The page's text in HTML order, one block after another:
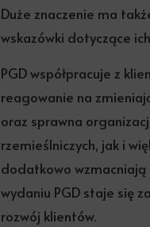
Duże znaczenie ma
wskazówki dotyczące
PGD współpracuje z
reagowanie na
oraz sprawna
rzemieślniczych, jak i
dodatkowo wzmacniają
wydaniu PGD staje się
rozwój klientów.